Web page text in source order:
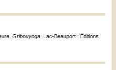
Gribouyoga , Lac-Beauport : Éditions